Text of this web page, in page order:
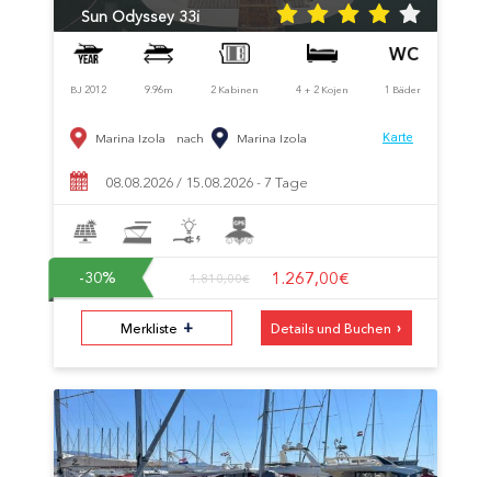
Sun Odyssey 33i
BJ 2012 9.96m 2 Kabinen 4 + 2 Kojen 1 Bäder
Marina Izola nach Marina Izola Karte
08.08.2026 / 15.08.2026 - 7 Tage
-30% 1.810,00€ 1.267,00€
Merkliste + Details und Buchen ›